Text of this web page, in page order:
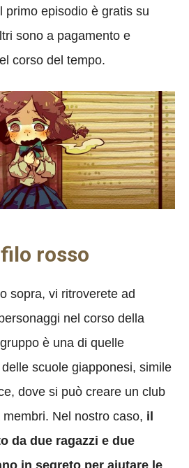
primo episodio è gratis su
sono a pagamento e
corso del tempo.
rosso
sopra, vi ritroverete ad
nel corso della
è una di quelle
scuole giapponesi, simile
dove si può creare un club
Nel nostro caso, il
da due ragazzi e due